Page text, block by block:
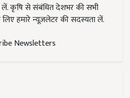
लें. कृषि से संबंधित देशभर की सभी
हमारे न्यूज़लेटर की सदस्यता लें.
Newsletters